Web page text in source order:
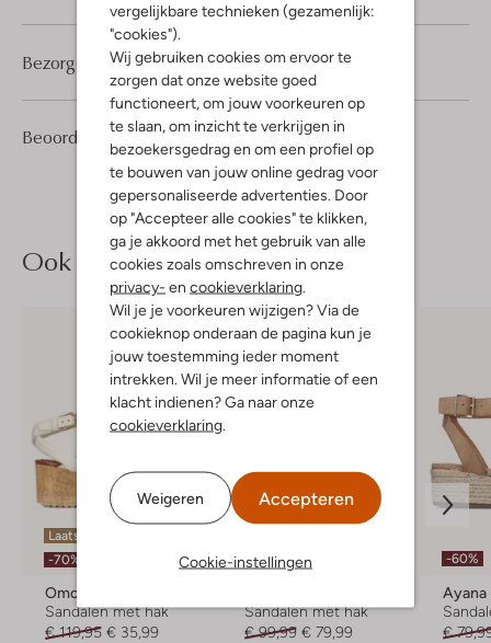
vergelijkbare technieken (gezamenlijk:
"cookies").
Wij gebruiken cookies om ervoor te
zorgen dat onze website goed
functioneert, om jouw voorkeuren op
te slaan, om inzicht te verkrijgen in
bezoekersgedrag en om een profiel op
te bouwen van jouw online gedrag voor
gepersonaliseerde advertenties. Door
op "Accepteer alle cookies" te klikken,
ga je akkoord met het gebruik van alle
cookies zoals omschreven in onze
privacy- en cookieverklaring.
Wil je je voorkeuren wijzigen? Via de
cookieknop onderaan de pagina kun je
jouw toestemming ieder moment
intrekken. Wil je meer informatie of een
klacht indienen? Ga naar onze
cookieverklaring.
Weigeren Accepteren
Cookie-instellingen
Beoordelingen (2) 5/5
2
5
Sterren
Bezorgen & retourneren
Ook iets voor jou?
Laatste maten
-70%
Omoda
Sandalen met hak
€ 119,95 € 35,99
-20%
Sandalen met hak
€ 99,99 € 79,99
-60%
Ayana
€